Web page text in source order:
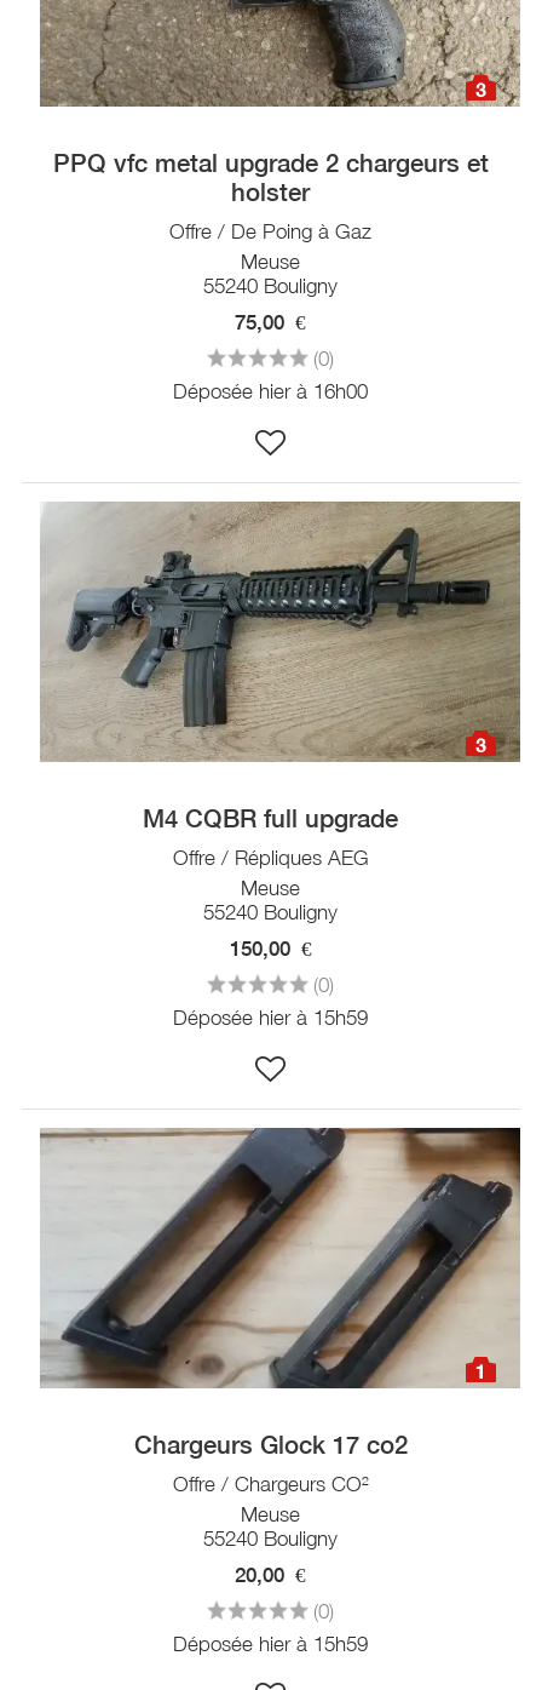
3
PPQ vfc metal upgrade 2 chargeurs et
holster
Offre / De Poing à Gaz
Meuse
55240 Bouligny
75,00 €
(0)
Déposée hier à 16h00
3
M4 CQBR full upgrade
Offre / Répliques AEG
Meuse
55240 Bouligny
150,00 €
(0)
Déposée hier à 15h59
1
Chargeurs Glock 17 co2
Offre / Chargeurs CO²
Meuse
55240 Bouligny
20,00 €
(0)
Déposée hier à 15h59